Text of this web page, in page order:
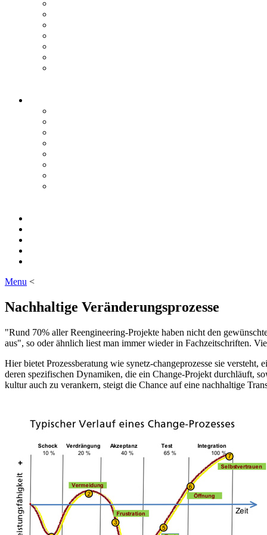
Menu <
Nachhaltige Veränderungsprozesse
"Rund 70% aller Reengineering-Projekte haben nicht den
aus", so oder ähnlich liest man immer wieder in Fachzeitschriften.
Hier bietet Prozessberatung wie synetz-changeprozesse sie
deren spezifischen Dynamiken, die ein Change-Projekt durchläuft,
kultur auch zu verankern, steigt die Chance auf eine nachhaltige